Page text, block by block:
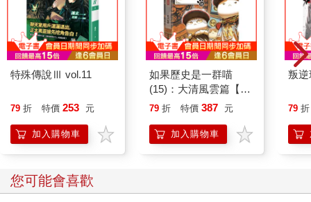
特殊傳說Ⅲ vol.11
79 折 特價 253 元
加入購物車
如果歷史是一群喵
(15)：大清風雲篇【萌
貓漫畫學歷史】
79 折 特價 387 元
加入購物車
叛逆
79 折
您可能會喜歡